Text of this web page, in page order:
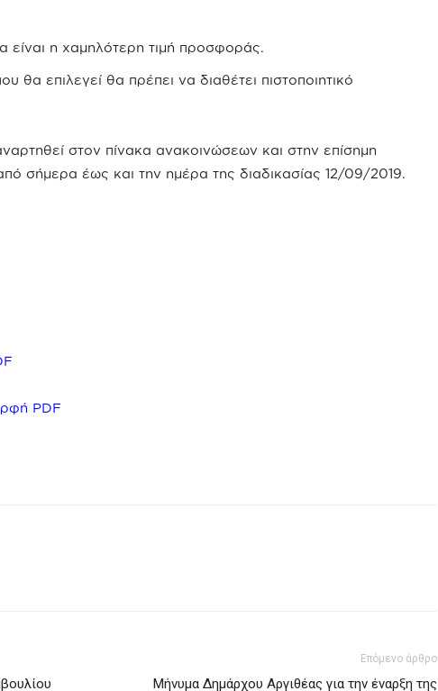
είναι η χαμηλότερη τιμή προσφοράς.
θα επιλεγεί θα πρέπει να διαθέτει πιστοποιητικό
στον πίνακα ανακοινώσεων και στην επίσημη
σήμερα έως και την ημέρα της διαδικασίας 12/09/2019.
PDF
Επόμενο άρθρο
Μήνυμα Δημάρχου Αργιθέας για την έναρξη της